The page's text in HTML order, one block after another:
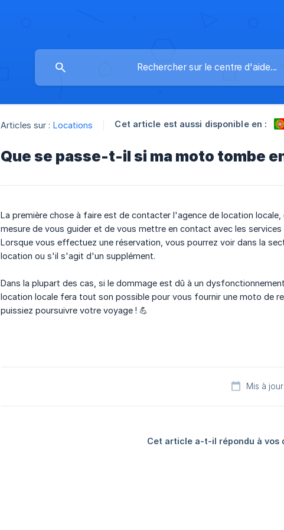
Articles sur : Locations Cet article est aussi disponible en :
Que se passe-t-il si ma moto tombe
La première chose à faire est de contacter l'agence de location
mesure de vous guider et de vous mettre en contact avec les
Lorsque vous effectuez une réservation, vous pourrez voir dans la
location ou s'il s'agit d'un supplément.
Dans la plupart des cas, si le dommage est dû à un
location locale fera tout son possible pour vous fournir une moto de
puissiez poursuivre votre voyage ! 💪
Mis à
Cet article a-t-il répondu à vos